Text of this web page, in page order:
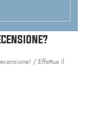
/ Effettua il